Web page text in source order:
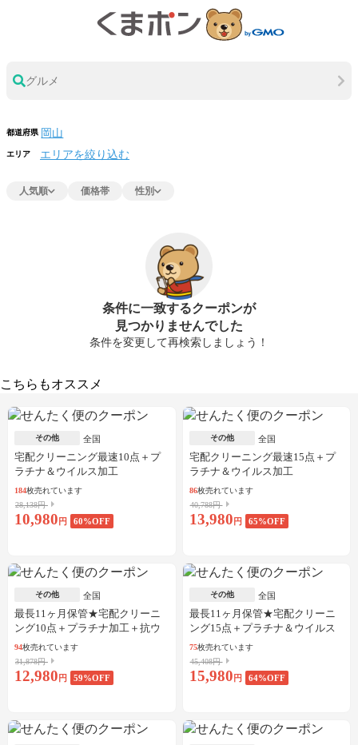
グルメ
都道府県
エリア エリアを絞り込む
人気順 価格帯 性別
条件に一致するクーポンが
見つかりませんでした
条件を変更して再検索しましょう！
こちらもオススメ
その他 全国
宅配クリーニング最速10点＋プ
ラチナ＆ウイルス加工
184枚売れています
28,138円
10,980 円 60%OFF
その他 全国
宅配クリーニング最速15点＋プ
ラチナ＆ウイルス加工
86枚売れています
40,788円
13,980 円 65%OFF
その他 全国
最長11ヶ月保管★宅配クリーニ
ング10点＋プラチナ加工＋抗ウ
イルス加工
94枚売れています
31,878円
12,980 円 59%OFF
その他 全国
最長11ヶ月保管★宅配クリーニ
ング15点＋プラチナ＆ウイルス
加工
75枚売れています
45,408円
15,980 円 64%OFF